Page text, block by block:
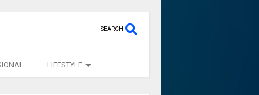
SEARCH
LIFESTYLE